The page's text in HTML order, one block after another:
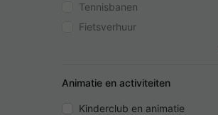
Tennisbanen
Fietsverhuur
Animatie en activiteiten
Kinderclub en animatie